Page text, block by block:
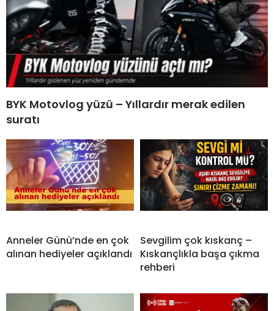
BYK Motovlog yüzü – Yıllardır merak edilen
suratı
Anneler Günü’nde en çok
alınan hediyeler açıklandı
Sevgilim çok kıskanç –
Kıskançlıkla başa çıkma
rehberi